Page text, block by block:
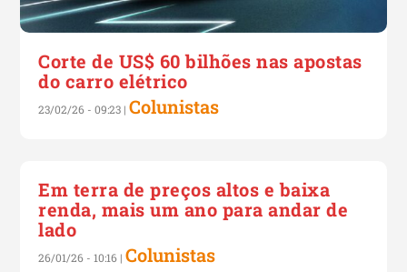
Corte de US$ 60 bilhões nas apostas
do carro elétrico
23/02/26 - 09:23 |Colunistas
Em terra de preços altos e baixa
renda, mais um ano para andar de
lado
26/01/26 - 10:16 |Colunistas